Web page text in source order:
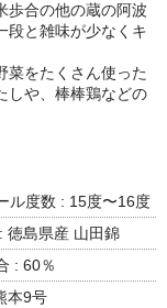
歩合の他の蔵の阿波
段と雑味が少なくキ
菜をたくさん使った
しや、棒棒鶏などの
ル度数 : 15度〜16度
徳島県産 山田錦
: 60％
本9号